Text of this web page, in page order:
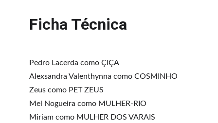
Ficha Técnica
Pedro Lacerda como ÇIÇA
Alexsandra Valenthynna como COSMINHO
Zeus como PET ZEUS
Mel Nogueira como MULHER-RIO
Miriam como MULHER DOS VARAIS